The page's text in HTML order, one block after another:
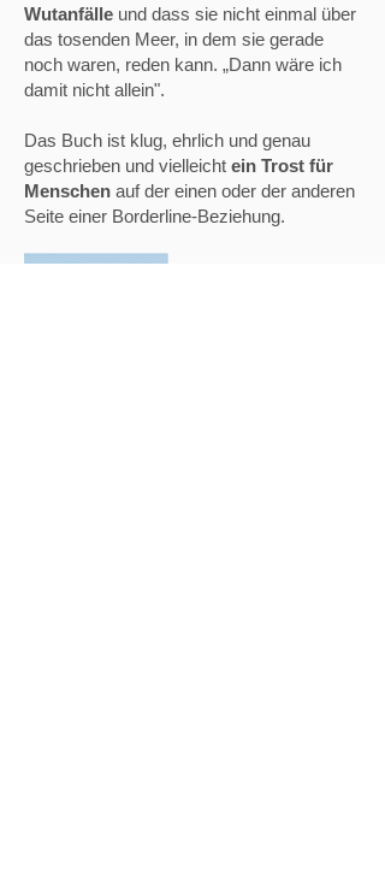
Wutanfälle und dass sie nicht einmal über
das tosenden Meer, in dem sie gerade
noch waren, reden kann. „Dann wäre ich
damit nicht allein".
Das Buch ist klug, ehrlich und genau
geschrieben und vielleicht ein Trost für
Menschen auf der einen oder der anderen
Seite einer Borderline-Beziehung.